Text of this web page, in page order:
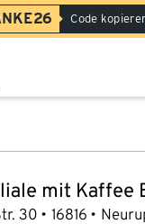
Code
mit Kaffee
30 16816